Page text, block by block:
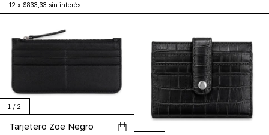
12 x $833,33 sin interés
1 / 2
Tarjetero Zoe Negro